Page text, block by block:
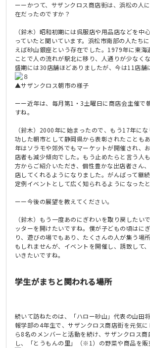
ーーかつて、サザンクロス商店街は、浜松の人
在だったのですか？
（鈴木）昭和初期には呉服店や用品店などを中
っていたと聞いています。浜松市南部の人たち
えば砂山銀座という存在でした。1979年に東海
ことで人の流れが駅北に移り、人通りが少なく
盛期には30店舗ほどありましたが、今は11店舗
▲サザンクロス朝市の様子
ーー近年は、毎月第1・3土曜日に商店会主催で
すね。
（鈴木）2000年に始まったので、もう17年に
功した朝市として静岡県から表彰されたことも
年はソラモや郊外でもマーケットが開催され、
店者も減少傾向でした。もう止めたらと言う人
方からご紹介いただき、個性豊かな出店者さん
店してくれるようになりました。がんばって継
定例イベントとして広く知られるようになったと
ーー今後の展望を教えてください。
（鈴木）もう一度あのにぎわいを取り戻したい
ッターを開けたいですね。僕が子どもの頃はに
り、遊びの場でもあり、たくさんの人が集う場
もしれませんが、イベントを開催し、誘致して
いきたいですね。
学生がまちと関われる場所
続いて訪ねたのは、「ハロー砂山」代表の山田
報学部の4年生で、サザンクロス商店街を元気
ら8名のメンバーと活動を続け、サザンクロス
し、「とうもんの里」（※1）の野菜や商品を販